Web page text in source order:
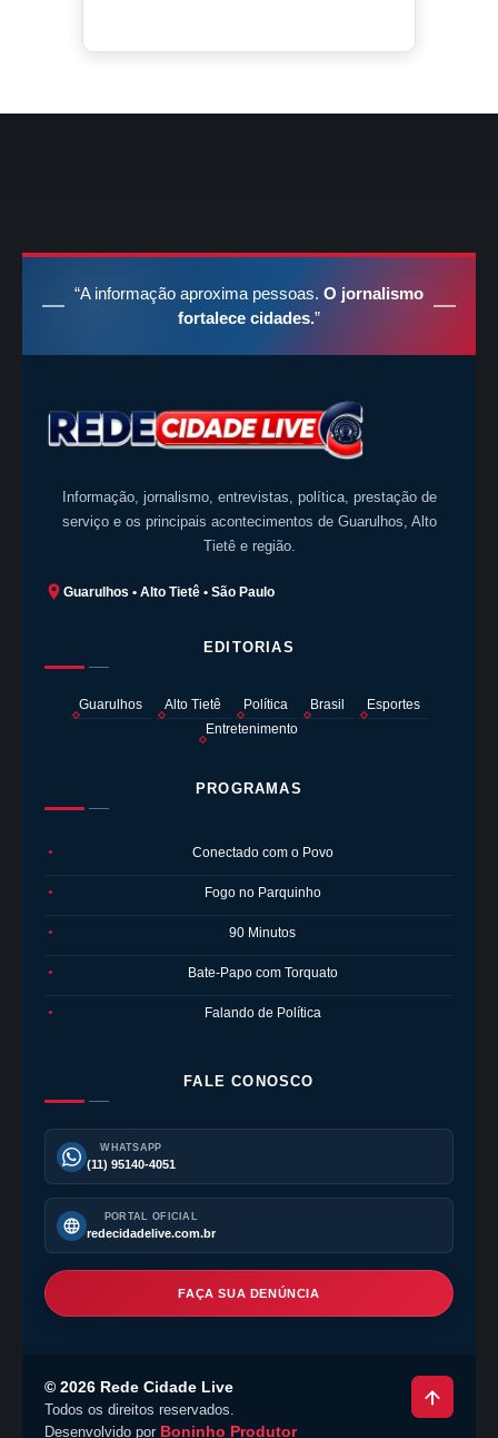
“A informação aproxima pessoas. O jornalismo
fortalece cidades.”
Informação, jornalismo, entrevistas, política, prestação de
serviço e os principais acontecimentos de Guarulhos, Alto
Tietê e região.
Guarulhos • Alto Tietê • São Paulo
EDITORIAS
Guarulhos Alto Tietê Política Brasil
Esportes
Entretenimento
PROGRAMAS
● Conectado com o Povo
● Fogo no Parquinho
● 90 Minutos
● Bate-Papo com Torquato
● Falando de Política
FALE CONOSCO
WHATSAPP
(11) 95140-4051
PORTAL OFICIAL
redecidadelive.com.br
FAÇA SUA DENÚNCIA
© 2026 Rede Cidade Live
Todos os direitos reservados.
Desenvolvido por Boninho Produtor